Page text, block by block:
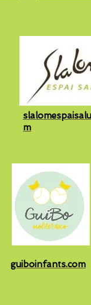
m
guiboinfants.com